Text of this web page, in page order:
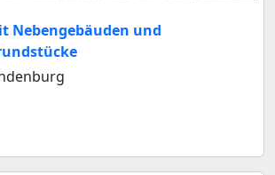
Nebengebäuden und